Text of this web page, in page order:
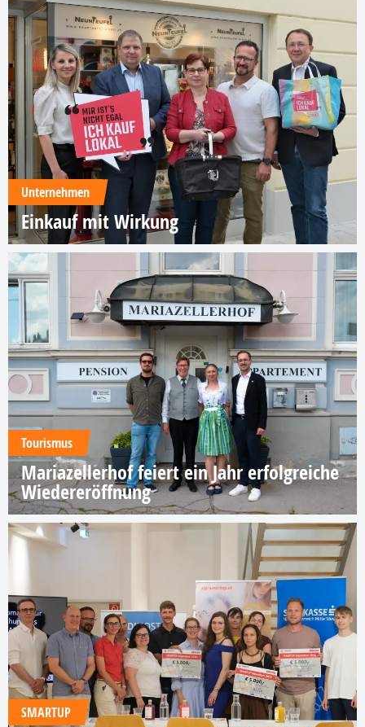
Unternehmen
Einkauf mit Wirkung
Tourismus
Mariazellerhof feiert ein Jahr erfolgreiche
Wiedereröffnung
SMARTUP